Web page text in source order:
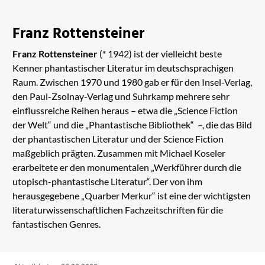
Franz Rottensteiner
Franz Rottensteiner(* 1942) ist der vielleicht beste
Kenner phantastischer Literatur im deutschsprachigen
Raum. Zwischen 1970 und 1980 gab er für den Insel-Verlag,
den Paul-Zsolnay-Verlag und Suhrkamp mehrere sehr
einflussreiche Reihen heraus – etwa die „Science Fiction
der Welt“ und die „Phantastische Bibliothek“ –, die das Bild
der phantastischen Literatur und der Science Fiction
maßgeblich prägten. Zusammen mit Michael Koseler
erarbeitete er den monumentalen „Werkführer durch die
utopisch-phantastische Literatur“. Der von ihm
herausgegebene „Quarber Merkur“ ist eine der wichtigsten
literaturwissenschaftlichen Fachzeitschriften für die
fantastischen Genres.